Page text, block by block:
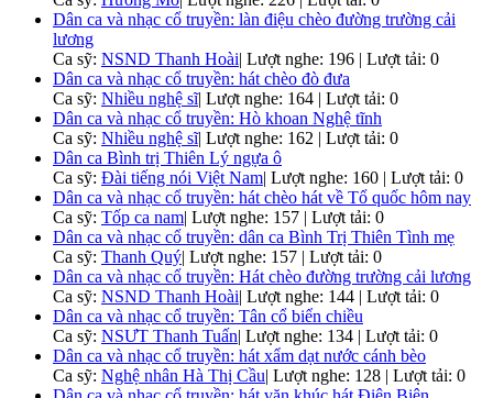
Dân ca và nhạc cổ truyền: làn điệu chèo đường trường cải
lương
Ca sỹ: NSND Thanh Hoài| Lượt nghe: 196 | Lượt tải: 0
Dân ca và nhạc cổ truyền: hát chèo đò đưa
Ca sỹ: Nhiều nghệ sĩ| Lượt nghe: 164 | Lượt tải: 0
Dân ca và nhạc cổ truyền: Hò khoan Nghệ tĩnh
Ca sỹ: Nhiều nghệ sĩ| Lượt nghe: 162 | Lượt tải: 0
Dân ca Bình trị Thiên Lý ngựa ô
Ca sỹ: Đài tiếng nói Việt Nam| Lượt nghe: 160 | Lượt tải: 0
Dân ca và nhạc cổ truyền: hát chèo hát về Tổ quốc hôm nay
Ca sỹ: Tốp ca nam| Lượt nghe: 157 | Lượt tải: 0
Dân ca và nhạc cổ truyền: dân ca Bình Trị Thiên Tình mẹ
Ca sỹ: Thanh Quý| Lượt nghe: 157 | Lượt tải: 0
Dân ca và nhạc cổ truyền: Hát chèo đường trường cải lương
Ca sỹ: NSND Thanh Hoài| Lượt nghe: 144 | Lượt tải: 0
Dân ca và nhạc cổ truyền: Tân cổ biển chiều
Ca sỹ: NSƯT Thanh Tuấn| Lượt nghe: 134 | Lượt tải: 0
Dân ca và nhạc cổ truyền: hát xẩm dạt nước cánh bèo
Ca sỹ: Nghệ nhân Hà Thị Cầu| Lượt nghe: 128 | Lượt tải: 0